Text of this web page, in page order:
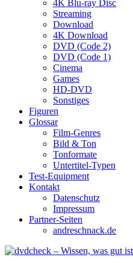
4K Blu-ray Disc
Streaming
Download
4K Download
DVD (Code 2)
DVD (Code 1)
Cinema
Games
HD-DVD
Sonstiges
Figuren
Glossar
Film-Genres
Bild & Ton
Tonformate
Untertitel-Typen
Test-Equipment
Kontakt
Datenschutz
Impressum
Partner-Seiten
andreschnack.de